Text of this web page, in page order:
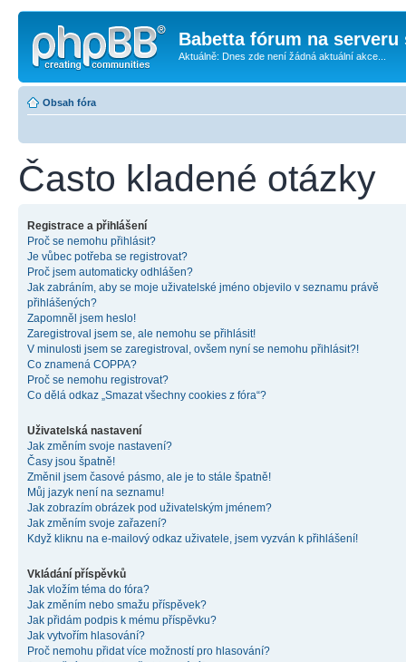
Babetta fórum na serveru
Aktuálně: Dnes zde není žádná aktuální akce...
Obsah fóra
Často kladené otázky
Registrace a přihlášení
Proč se nemohu přihlásit?
Je vůbec potřeba se registrovat?
Proč jsem automaticky odhlášen?
Jak zabráním, aby se moje uživatelské jméno objevilo v seznamu právě
přihlášených?
Zapomněl jsem heslo!
Zaregistroval jsem se, ale nemohu se přihlásit!
V minulosti jsem se zaregistroval, ovšem nyní se nemohu přihlásit?!
Co znamená COPPA?
Proč se nemohu registrovat?
Co dělá odkaz „Smazat všechny cookies z fóra“?
Uživatelská nastavení
Jak změním svoje nastavení?
Časy jsou špatně!
Změnil jsem časové pásmo, ale je to stále špatně!
Můj jazyk není na seznamu!
Jak zobrazím obrázek pod uživatelským jménem?
Jak změním svoje zařazení?
Když kliknu na e-mailový odkaz uživatele, jsem vyzván k přihlášení!
Vkládání příspěvků
Jak vložím téma do fóra?
Jak změním nebo smažu příspěvek?
Jak přidám podpis k mému příspěvku?
Jak vytvořím hlasování?
Proč nemohu přidat více možností pro hlasování?